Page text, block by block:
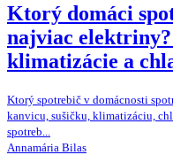
Ktorý domáci
najviac elektriny?
klimatizácie a
Ktorý spotrebič v domácnosti
kanvicu, sušičku, klimatizáciu,
spotreb...
Annamária Bilas